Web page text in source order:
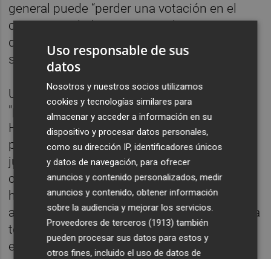
general puede “perder una votación en el
consejo ciudadano pero puede convocar
directamente al pueblo a una asamblea
saltándose a la organización”.
Una fórmula que Montiel define como
"plebiscitaria": "Esto lo hacían Saddam
Husein, lo hacía Franco y lo hacían otros
personajes a lo largo de la historia para
justificar la idea de que entre el líder
carismático y el pueblo no hay nada. Ellos lo
hacían para justificar la dictadura y nosotros
a veces nos cargábamos la organización o la
tensionábamos con este recurso. Creo que
eso hay que corregirlo", finaliza.
Uso responsable de sus
datos
Nosotros y nuestros socios utilizamos
cookies y tecnologías similares para
almacenar y acceder a información en su
dispositivo y procesar datos personales,
como su dirección IP, identificadores únicos
y datos de navegación, para ofrecer
anuncios y contenido personalizados, medir
anuncios y contenido, obtener información
sobre la audiencia y mejorar los servicios.
Proveedores de terceros (1913) también
pueden procesar sus datos para estos y
otros fines, incluido el uso de datos de